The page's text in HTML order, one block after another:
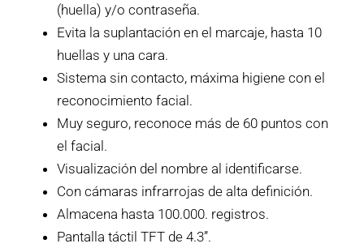
(huella) y/o contraseña.
Evita la suplantación en el marcaje, hasta 10
huellas y una cara.
Sistema sin contacto, máxima higiene con el
reconocimiento facial.
Muy seguro, reconoce más de 60 puntos con
el facial.
Visualización del nombre al identificarse.
Con cámaras infrarrojas de alta definición.
Almacena hasta 100.000. registros.
Pantalla táctil TFT de 4.3”.